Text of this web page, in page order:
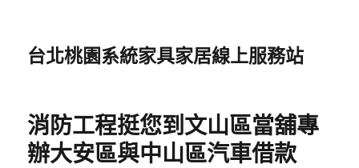
台北桃園系統家具家居線上服務站
消防工程挺您到文山區當舖專
辦大安區與中山區汽車借款